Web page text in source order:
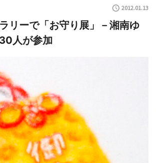
2012.01.13
リーで「お守り展」－湘南ゆ
人が参加